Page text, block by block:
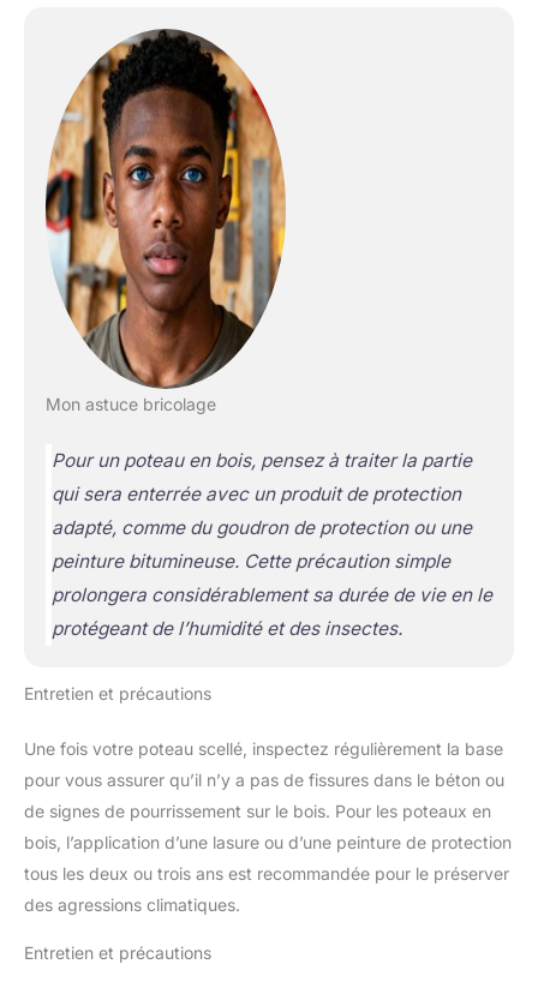
Mon astuce bricolage
Pour un poteau en bois, pensez à traiter la partie
qui sera enterrée avec un produit de protection
adapté, comme du goudron de protection ou une
peinture bitumineuse. Cette précaution simple
prolongera considérablement sa durée de vie en le
protégeant de l’humidité et des insectes.
Entretien et précautions
Une fois votre poteau scellé, inspectez régulièrement la base
pour vous assurer qu’il n’y a pas de fissures dans le béton ou
de signes de pourrissement sur le bois. Pour les poteaux en
bois, l’application d’une lasure ou d’une peinture de protection
tous les deux ou trois ans est recommandée pour le préserver
des agressions climatiques.
Entretien et précautions